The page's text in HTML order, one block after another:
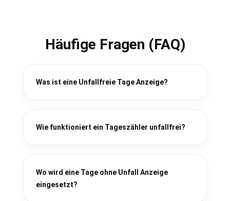
Häufige Fragen (FAQ)
Was ist eine Unfallfreie Tage Anzeige?
Wie funktioniert ein Tageszähler unfallfrei?
Wo wird eine Tage ohne Unfall Anzeige
eingesetzt?